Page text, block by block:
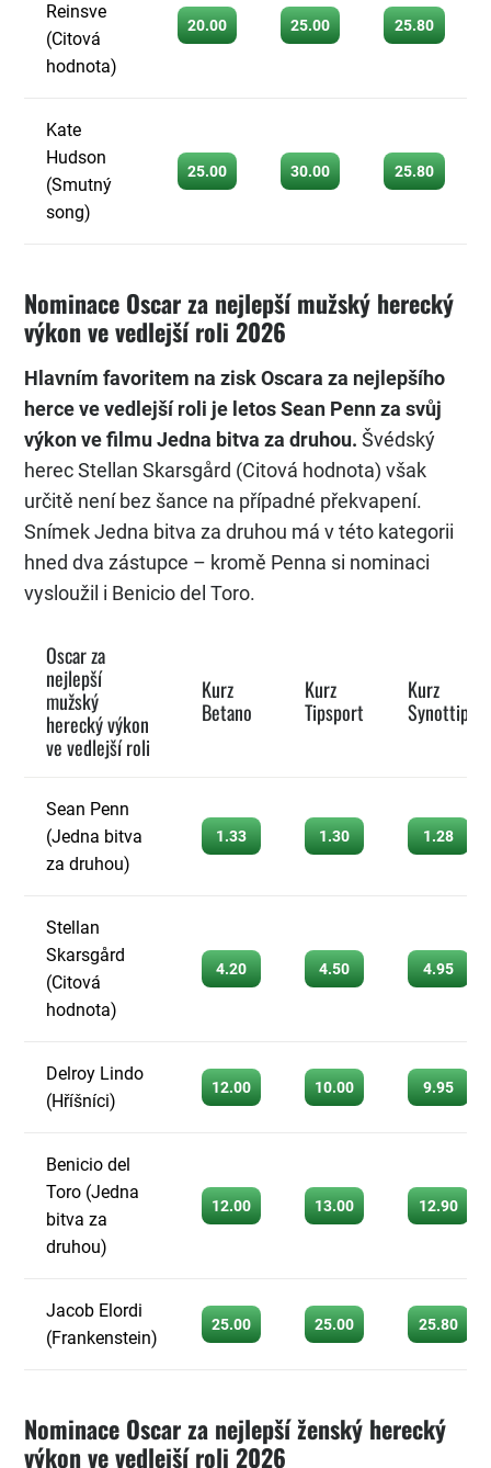
Reinsve
(Citová
hodnota)
20.00 25.00 25.80
Kate
Hudson
(Smutný
song)
25.00 30.00 25.80
Nominace Oscar za nejlepší mužský herecký
výkon ve vedlejší roli 2026
Hlavním favoritem na zisk Oscara za nejlepšího
herce ve vedlejší roli je letos Sean Penn za svůj
výkon ve filmu Jedna bitva za druhou. Švédský
herec Stellan Skarsgård (Citová hodnota) však
určitě není bez šance na případné překvapení.
Snímek Jedna bitva za druhou má v této kategorii
hned dva zástupce – kromě Penna si nominaci
vysloužil i Benicio del Toro.
Oscar za
nejlepší
mužský
herecký výkon
ve vedlejší roli
Kurz
Betano
Kurz
Tipsport
Kurz
Synottip
Sean Penn
(Jedna bitva
za druhou)
1.33 1.30 1.28
Stellan
Skarsgård
(Citová
hodnota)
4.20 4.50 4.95
Delroy Lindo
(Hříšníci)
12.00 10.00 9.95
Benicio del
Toro (Jedna
bitva za
druhou)
12.00 13.00 12.90
Jacob Elordi
(Frankenstein)
25.00 25.00 25.80
Nominace Oscar za nejlepší ženský herecký
výkon ve vedlejší roli 2026